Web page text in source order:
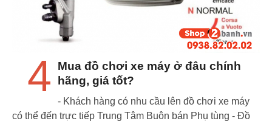
4
Mua đồ chơi xe máy ở đâu chính
hãng, giá tốt?
- Khách hàng có nhu cầu lên đồ chơi xe máy
có thể đến trực tiếp Trung Tâm Buôn bán Phụ tùng - Đồ